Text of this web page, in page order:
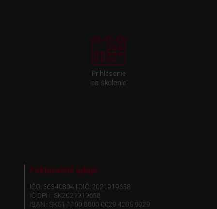
Prihlásenie
na školenie
Fakturačné údaje
IČO: 36340804 | DIČ: 2021919658
IČ DPH: SK2021919658
IBAN : SK51 1100 0000 0029 4205 9929